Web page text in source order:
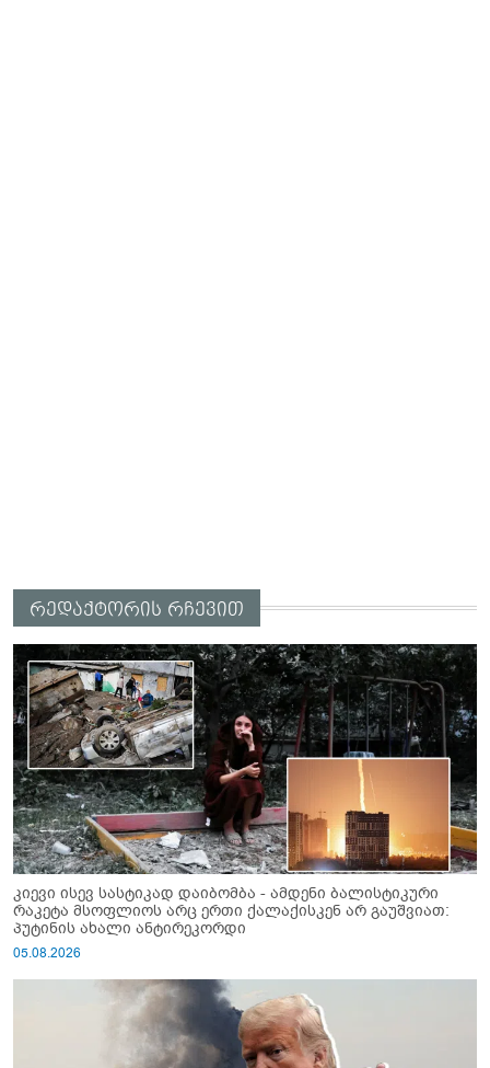
რედაქტორის რჩევით
კიევი ისევ სასტიკად დაიბომბა - ამდენი ბალისტიკური
რაკეტა მსოფლიოს არც ერთი ქალაქისკენ არ გაუშვიათ:
პუტინის ახალი ანტირეკორდი
05.08.2026